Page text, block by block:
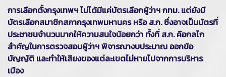
การเลือกตั้งกรุงเทพฯ ไม่ได้มีแค่บัตรเลือกผู้ว่าฯ กทม. แต่ยังมี
บัตรเลือกสมาชิกสภากรุงเทพมหานคร หรือ ส.ก. ซึ่งอาจเป็นบัตรที่
ประชาชนจำนวนมากให้ความสนใจน้อยกว่า ทั้งที่ ส.ก. คือกลไก
สำคัญในการตรวจสอบผู้ว่าฯ พิจารณางบประมาณ ออกข้อ
บัญญัติ และทำให้เสียงของแต่ละเขตไม่หายไปจากการบริหาร
เมือง